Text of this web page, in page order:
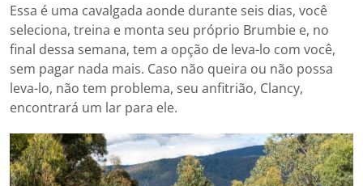
Essa é uma cavalgada aonde durante seis dias, você
seleciona, treina e monta seu próprio Brumbie e, no
final dessa semana, tem a opção de leva-lo com você,
sem pagar nada mais. Caso não queira ou não possa
leva-lo, não tem problema, seu anfitrião, Clancy,
encontrará um lar para ele.